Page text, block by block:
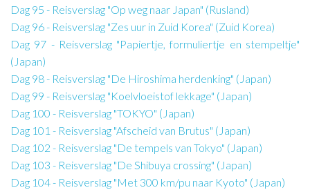
Dag 95 - Reisverslag "Op weg naar Japan" (Rusland)
Dag 96 - Reisverslag "Zes uur in Zuid Korea" (Zuid Korea)
Dag 97 - Reisverslag "Papiertje, formuliertje en stempeltje"
(Japan)
Dag 98 - Reisverslag "De Hiroshima herdenking" (Japan)
Dag 99 - Reisverslag "Koelvloeistof lekkage" (Japan)
Dag 100 - Reisverslag "TOKYO" (Japan)
Dag 101 - Reisverslag "Afscheid van Brutus" (Japan)
Dag 102 - Reisverslag "De tempels van Tokyo" (Japan)
Dag 103 - Reisverslag "De Shibuya crossing" (Japan)
Dag 104 - Reisverslag "Met 300 km/pu naar Kyoto" (Japan)